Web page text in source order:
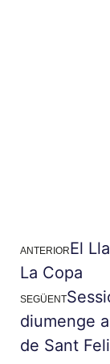
ANTERIOREl
La Copa
SEGÜENT
diumenge
de Sant